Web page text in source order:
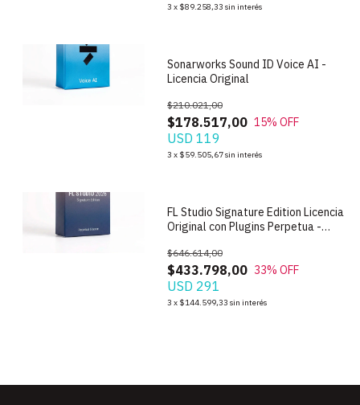
3 x $89.258,33 sin interés
Sonarworks Sound ID Voice AI -
Licencia Original
$178.517,00
$210.021,00
15% OFF
USD 119
3 x $59.505,67sin interés
FL Studio Signature Edition Licencia
Original con Plugins Perpetua -
$433.798,00
$646.614,00
33% OFF
USD 291
3 x $144.599,33 sin interés